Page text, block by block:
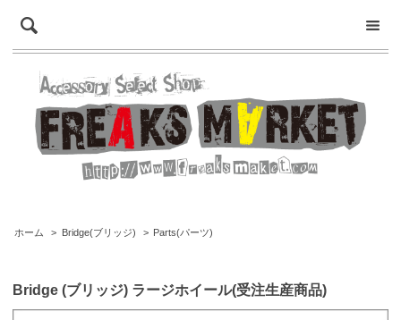
ホーム > Bridge(ブリッジ) > Parts(パーツ)
Bridge (ブリッジ) ラージホイール(受注生産商品)